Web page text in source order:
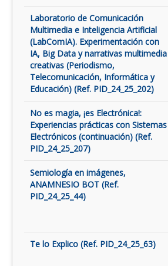
Laboratorio de Comunicación
Multimedia e Inteligencia Artificial
(LabComIA). Experimentación con
IA, Big Data y narrativas multimedia
creativas (Periodismo,
Telecomunicación, Informática y
Educación) (Ref. PID_24_25_202)
No es magia, ¡es Electrónica!:
Experiencias prácticas con Sistemas
Electrónicos (continuación) (Ref.
PID_24_25_207)
Semiología en imágenes,
ANAMNESIO BOT (Ref.
PID_24_25_44)
Te lo Explico (Ref. PID_24_25_63)